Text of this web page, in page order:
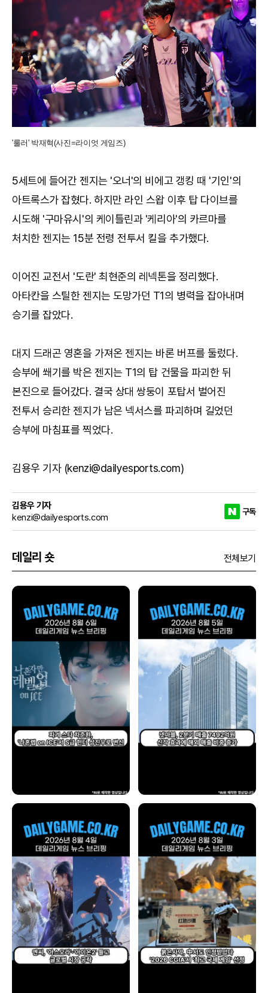
'룰러' 박재혁(사진=라이엇 게임즈)
5세트에 들어간 젠지는 '오너'의 비에고 갱킹 때 '기인'의
아트록스가 잡혔다. 하지만 라인 스왑 이후 탑 다이브를
시도해 '구마유시'의 케이틀린과 '케리아'의 카르마를
처치한 젠지는 15분 전령 전투서 킬을 추가했다.
이어진 교전서 '도란' 최현준의 레넥톤을 정리했다.
아타칸을 스틸한 젠지는 도망가던 T1의 병력을 잡아내며
승기를 잡았다.
대지 드래곤 영혼을 가져온 젠지는 바론 버프를 둘렀다.
승부에 쐐기를 박은 젠지는 T1의 탑 건물을 파괴한 뒤
본진으로 들어갔다. 결국 상대 쌍둥이 포탑서 벌어진
전투서 승리한 젠지가 남은 넥서스를 파괴하며 길었던
승부에 마침표를 찍었다.
김용우 기자 (kenzi@dailyesports.com)
김용우 기자
kenzi@dailyesports.com
구독
데일리 숏 전체보기